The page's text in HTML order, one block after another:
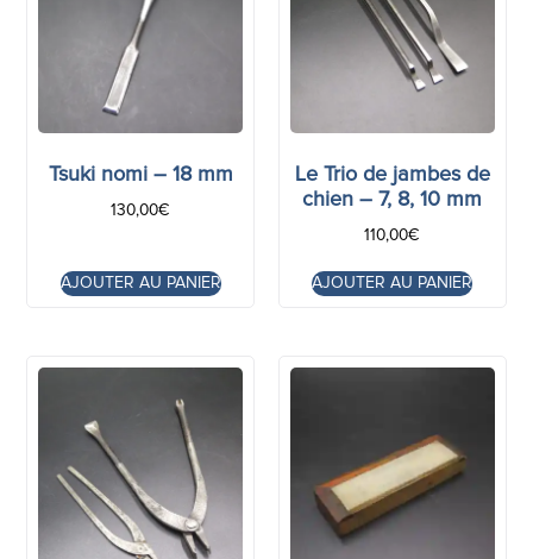
Tsuki nomi – 18 mm
130,00€
AJOUTER AU PANIER
Le Trio de jambes de
chien – 7, 8, 10 mm
110,00€
AJOUTER AU PANIER